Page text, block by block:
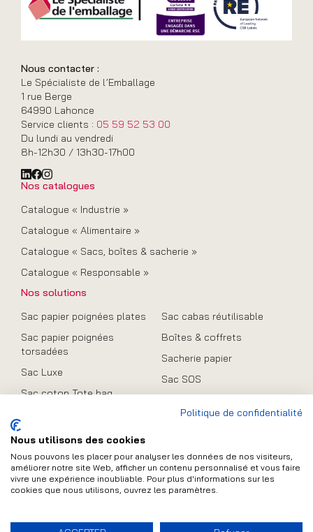
Nous contacter :
Le Spécialiste de l’Emballage
1 rue Berge
64990 Lahonce
Service clients : 05 59 52 53 00
Du lundi au vendredi
8h-12h30 / 13h30-17h00
Nos catalogues
Catalogue « Industrie »
Catalogue « Alimentaire »
Catalogue « Sacs, boîtes & sacherie »
Catalogue « Responsable »
Nos solutions
Sac papier poignées plates
Sac papier poignées
torsadées
Sac Luxe
Sac coton Tote bag
Sac pliable
Sac cabas réutilisable
Boîtes & coffrets
Sacherie papier
Sac SOS
Contact
Politique de confidentialité
Nous utilisons des cookies
Nous pouvons les placer pour analyser les données de nos visiteurs,
améliorer notre site Web, afficher un contenu personnalisé et vous faire
vivre une expérience inoubliable. Pour plus d'informations sur les
cookies que nous utilisons, ouvrez les paramètres.